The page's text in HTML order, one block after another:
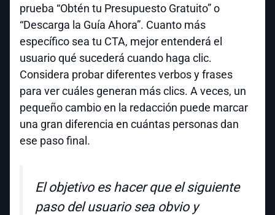
prueba “Obtén tu Presupuesto Gratuito” o
“Descarga la Guía Ahora”. Cuanto más
específico sea tu CTA, mejor entenderá el
usuario qué sucederá cuando haga clic.
Considera probar diferentes verbos y frases
para ver cuáles generan más clics. A veces, un
pequeño cambio en la redacción puede marcar
una gran diferencia en cuántas personas dan
ese paso final.
El objetivo es hacer que el siguiente
paso del usuario sea obvio y